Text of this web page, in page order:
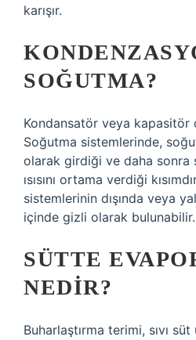
karışır.
SOĞUTMA?
Kondansatör veya kapasitör
Soğutma sistemlerinde,
olarak girdiği ve daha sonra
ısısını ortama verdiği
sistemlerinin dışında veya
içinde gizli olarak bulunabilir.
SÜTTE
NEDIR?
Buharlaştırma terimi, sıvı